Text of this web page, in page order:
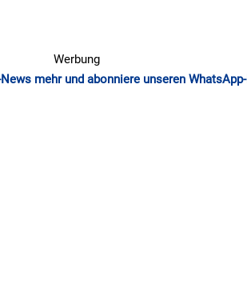
Werbung
mehr und abonniere unseren WhatsApp-